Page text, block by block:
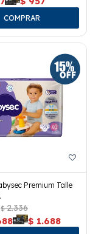
Premium Talle
$ 2.336
$ 1.688